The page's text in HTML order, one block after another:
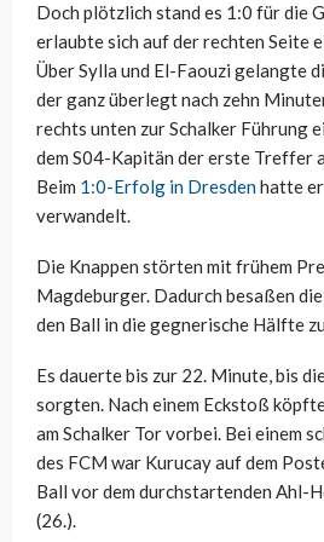
Doch plötzlich stand es 1:0 für die
erlaubte sich auf der rechten Seite
Über Sylla und El-Faouzi gelangte
der ganz überlegt nach zehn
rechts unten zur Schalker Führung
dem S04-Kapitän der erste Treffer
Beim 1:0-Erfolg in Dresdenhatte
verwandelt.
Die Knappen störten mit frühem
Magdeburger. Dadurch besaßen
den Ball in die gegnerische Hälfte
Es dauerte bis zur 22. Minute, bis
sorgten. Nach einem Eckstoß
am Schalker Tor vorbei. Bei einem
des FCM war Kurucay auf dem
Ball vor dem durchstartenden Ahl-
(26.).